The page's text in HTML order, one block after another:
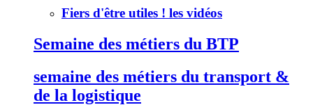
Fiers d'être utiles ! les vidéos
Semaine des métiers du BTP
semaine des métiers du transport &
de la logistique